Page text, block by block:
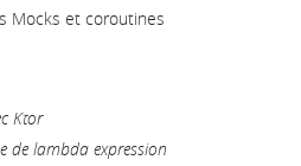
Mocks et coroutines
Ktor
de lambda expression